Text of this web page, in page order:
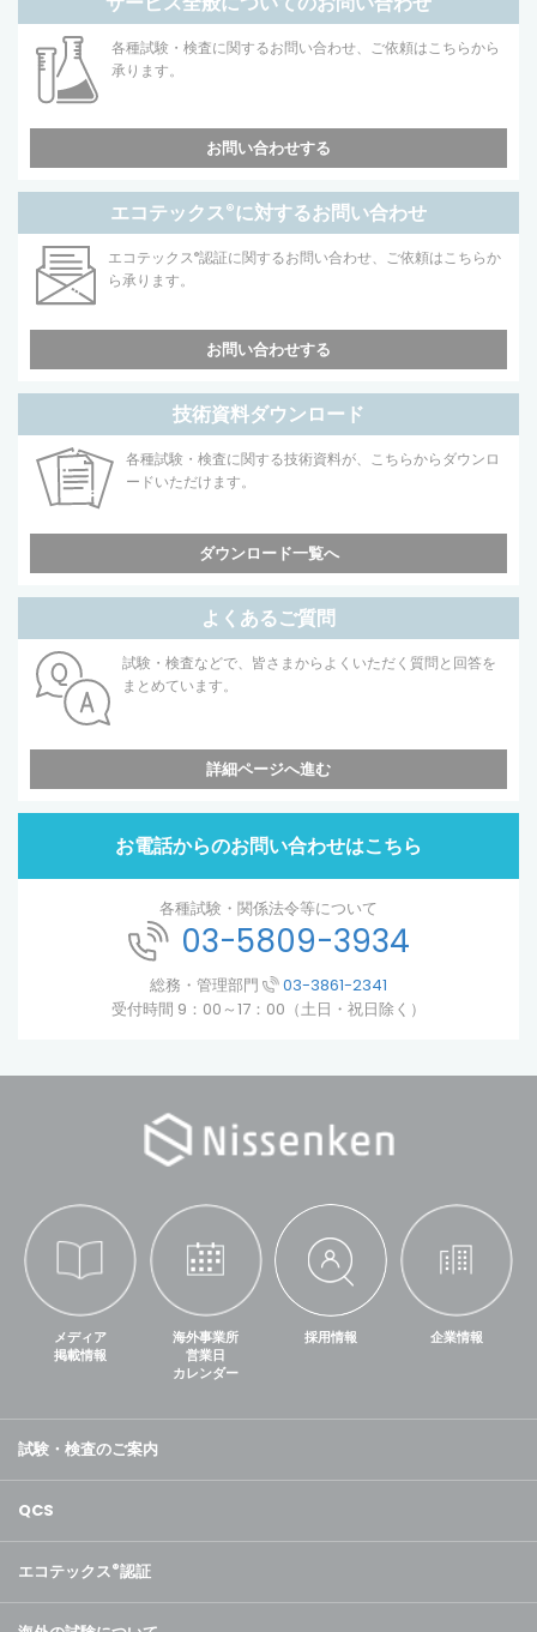
各種試験・検査に関するお問い合わせ、ご依頼はこちらから
承ります。
お問い合わせする
エコテックス®に対するお問い合わせ
エコテックス®認証に関するお問い合わせ、ご依頼はこちらか
ら承ります。
お問い合わせする
技術資料ダウンロード
各種試験・検査に関する技術資料が、こちらからダウンロ
ードいただけます。
ダウンロード一覧へ
よくあるご質問
試験・検査などで、皆さまからよくいただく質問と回答を
まとめています。
詳細ページへ進む
お電話からのお問い合わせはこちら
各種試験・関係法令等について
03-5809-3934
総務・管理部門
03-3861-2341
受付時間 9：00～17：00（土日・祝日除く）
メディア
掲載情報
海外事業所
営業日
カレンダー
採用情報 企業情報
試験・検査のご案内
QCS
エコテックス®認証